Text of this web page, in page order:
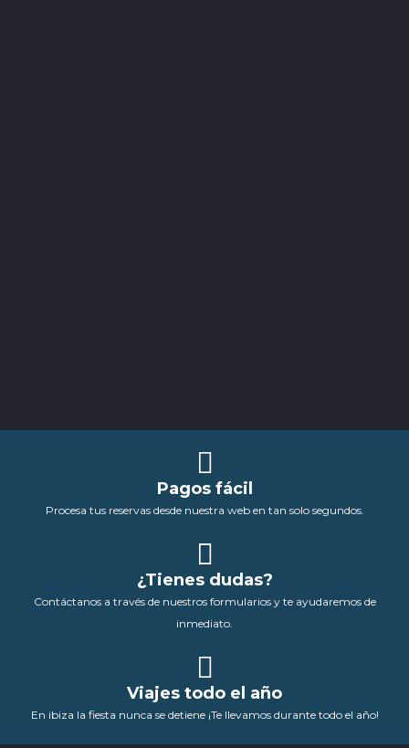
Pagos fácil
Procesa tus reservas desde nuestra web en tan solo segundos.
¿Tienes dudas?
Contáctanos a través de nuestros formularios y te ayudaremos de
inmediato.
Viajes todo el año
En ibiza la fiesta nunca se detiene ¡Te llevamos durante todo el año!